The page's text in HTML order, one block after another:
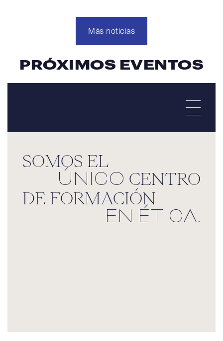
Más noticias
PRÓXIMOS EVENTOS